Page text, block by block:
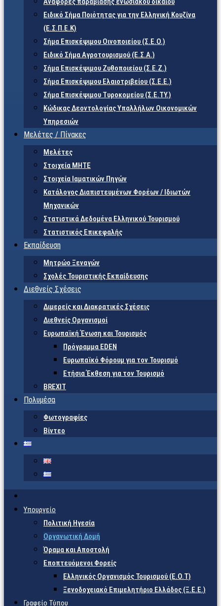
Ειδικό Σήμα Ποιότητας για την Ελληνική Κουζίνα
(Ε.Σ.Π.Ε.Κ)
Σήμα Επισκέψιμου Οινοποιείου (Σ.Ε.Ο.)
Ειδικό Σήμα Αγροτουρισμού (Ε.Σ.Α.)
Σήμα Επισκέψιμου Ζυθοποιείου (Σ.Ε.Ζ.)
Σήμα Επισκέψιμου Ελαιοτριβείου (Σ.Ε.Ε.)
Σήμα Επισκέψιμου Τυροκομείου (Σ.Ε.TY.)
Κώδικας Δεοντολογίας Υπαλλήλων Οικονομικών
Υπηρεσιών
Μελέτες / Πίνακες
Μελέτες
Στοιχεία ΜΗΤΕ
Στοιχεία Ιαματικών Πηγών
Κατάλογος Διαπιστευμένων Φορέων / Ιδιωτών
Μηχανικών
Στατιστικά Δεδομένα Ελληνικού Τουρισμού
Στατιστικός Επικεφαλής
Εκπαίδευση
Μητρώο Ξεναγών
Σχολές Τουριστικής Εκπαίδευσης
Διεθνείς Σχέσεις
Διμερείς και Διακρατικές Σχέσεις
Διεθνείς Οργανισμοί
Ευρωπαϊκή Ένωση και Τουρισμός
Πρόγραμμα EDEN
Ευρωπαϊκό Φόρουμ για τον Τουρισμό
Ετήσια Έκθεση για τον Τουρισμό
BREXIT
Πολυμέσα
Φωτογραφίες
Βίντεο
Υπουργείο
Πολιτική Ηγεσία
Οργανωτική Δομή
Όραμα και Αποστολή
Εποπτευόμενοι Φορείς
Eλληνικός Οργανισμός Τουρισμού (Ε.Ο.Τ)
Ξενοδοχειακό Επιμελητήριο Ελλάδος (Ξ.Ε.Ε.)
Γραφείο Τύπου